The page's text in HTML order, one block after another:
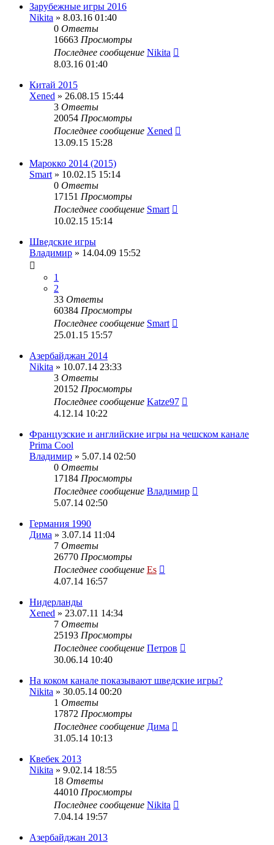
Зарубежные игры 2016
Nikita » 8.03.16 01:40
0 Ответы
16663 Просмотры
Последнее сообщение Nikita
8.03.16 01:40
Китай 2015
Xened » 26.08.15 15:44
3 Ответы
20054 Просмотры
Последнее сообщение Xened
13.09.15 15:28
Марокко 2014 (2015)
Smart » 10.02.15 15:14
0 Ответы
17151 Просмотры
Последнее сообщение Smart
10.02.15 15:14
Шведские игры
Владимир » 14.04.09 15:52
1
2
33 Ответы
60384 Просмотры
Последнее сообщение Smart
25.01.15 15:57
Азербайджан 2014
Nikita » 10.07.14 23:33
3 Ответы
20152 Просмотры
Последнее сообщение Katze97
4.12.14 10:22
Французские и английские игры на чешском канале
Prima Cool
Владимир » 5.07.14 02:50
0 Ответы
17184 Просмотры
Последнее сообщение Владимир
5.07.14 02:50
Германия 1990
Дима » 3.07.14 11:04
7 Ответы
26770 Просмотры
Последнее сообщение Es
4.07.14 16:57
Нидерланды
Xened » 23.07.11 14:34
7 Ответы
25193 Просмотры
Последнее сообщение Петров
30.06.14 10:40
На коком канале показывают шведские игры?
Nikita » 30.05.14 00:20
1 Ответы
17872 Просмотры
Последнее сообщение Дима
31.05.14 10:13
Квебек 2013
Nikita » 9.02.14 18:55
18 Ответы
44010 Просмотры
Последнее сообщение Nikita
7.04.14 19:57
Азербайджан 2013